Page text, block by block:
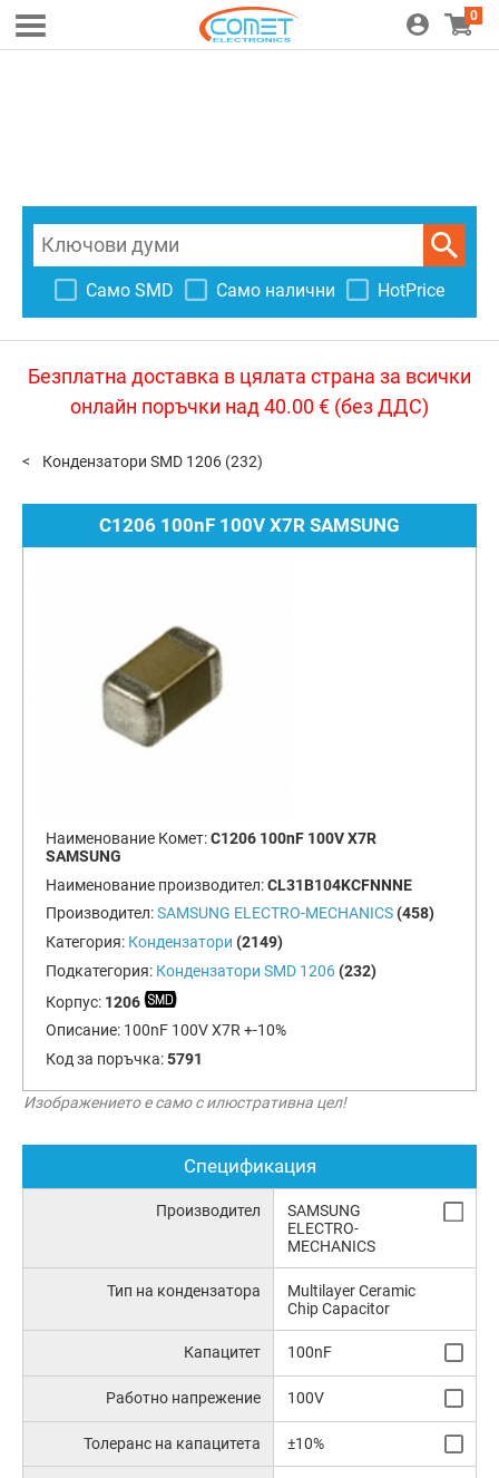
0
Само SMD Само налични HotPrice
Безплатна доставка в цялата страна за всички
онлайн поръчки над 40.00 € (без ДДС)
Кондензатори SMD 1206 (232)
C1206 100nF 100V X7R SAMSUNG
Наименование Комет:C1206 100nF 100V X7R
SAMSUNG
Наименование производител:CL31B104KCFNNNE
Производител:SAMSUNG ELECTRO-MECHANICS (458)
Категория: Кондензатори (2149)
Подкатегория: Кондензатори SMD 1206 (232)
Корпус: 1206
Описание: 100nF 100V X7R +-10%
Код за поръчка:5791
Изображението е само с илюстративна цел!
Спецификация
Производител
SAMSUNG
ELECTRO-
MECHANICS
Тип на кондензатора
Multilayer Ceramic
Chip Capacitor
Капацитет 100nF
Работно напрежение 100V
Толеранс на капацитета ±10%